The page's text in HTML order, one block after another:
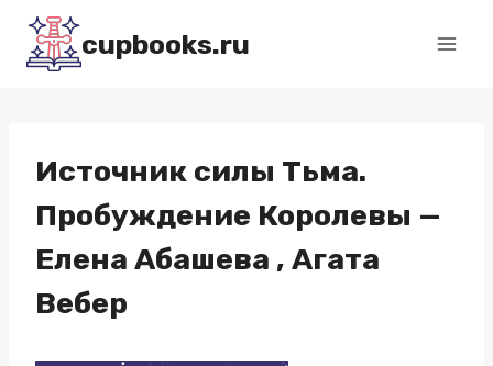
Перейти
содержимому
cupbooks.ru
Источник силы Тьма.
Пробуждение Королевы —
Елена Абашева , Агата
Вебер